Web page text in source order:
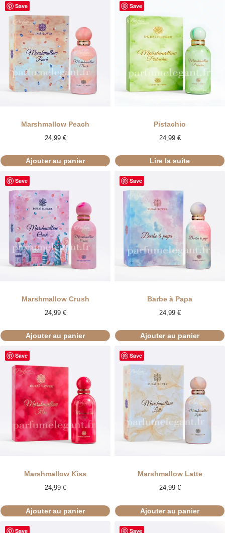
Save
Marshmallow Peach
24,99 €
Ajouter au panier
Save
Pistachio
24,99 €
Lire la suite
Save
Marshmallow Crush
24,99 €
Ajouter au panier
Save
Barbe à Papa
24,99 €
Ajouter au panier
Save
Marshmallow Kiss
24,99 €
Ajouter au panier
Save
Marshmallow Latte
24,99 €
Ajouter au panier
Save Save